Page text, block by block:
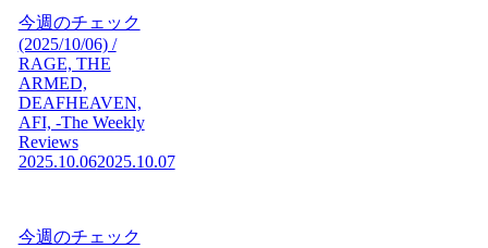
今週のチェック
(2025/10/06) /
RAGE, THE
ARMED,
DEAFHEAVEN,
AFI, -The Weekly
Reviews
2025.10.062025.10.07
今週のチェック